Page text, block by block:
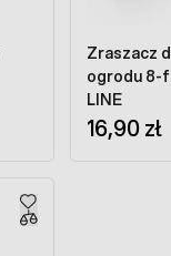
Zraszacz
ogrodu 8-
LINE
16,90 zł